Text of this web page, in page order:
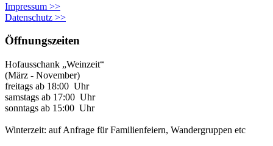
Impressum >>
Datenschutz >>
Öffnungszeiten
Hofausschank „Weinzeit“
(März - November)
freitags ab 18:00 Uhr
samstags ab 17:00 Uhr
sonntags ab 15:00 Uhr
Winterzeit: auf Anfrage für Familienfeiern, Wandergruppen etc